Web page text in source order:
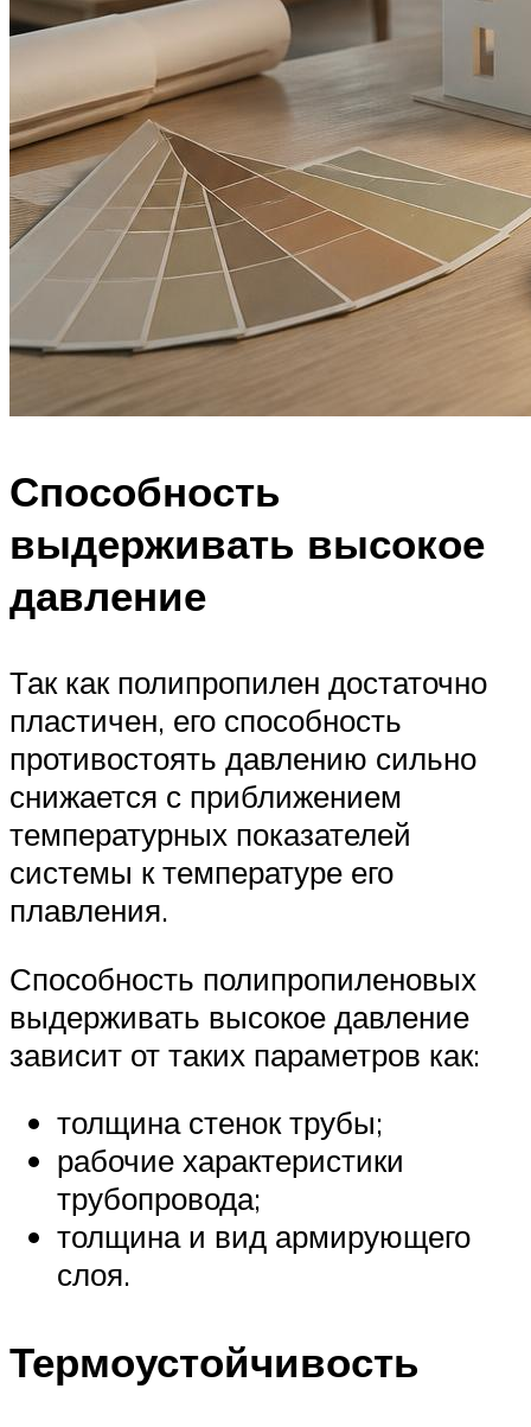
Способность
выдерживать высокое
давление
Так как полипропилен достаточно
пластичен, его способность
противостоять давлению сильно
снижается с приближением
температурных показателей
системы к температуре его
плавления.
Способность полипропиленовых
выдерживать высокое давление
зависит от таких параметров как:
толщина стенок трубы;
рабочие характеристики
трубопровода;
толщина и вид армирующего
слоя.
Термоустойчивость